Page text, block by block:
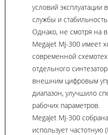
условий эксплуатации
службы и
Однако, не смотря на
Megajet MJ-300 имеет
современной
отдельного
внешним цифровым
диапазон, улучшило
рабочих параметров.
MegaJet MJ-300
использует